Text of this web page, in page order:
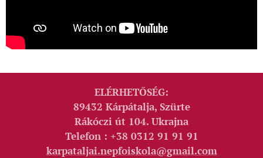
ELÉRHETŐSÉG:
89432 Kárpátalja, Szürte
Rákóczi út 104. Ukrajna
Telefon : +38 0312 91 91 91
karpataljai.nepfoiskola@gmail.com